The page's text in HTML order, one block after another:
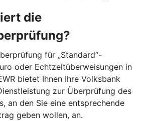
die
für „Standard“-
oder Echtzeitüberweisungen in
bietet Ihnen Ihre Volksbank
zur Überprüfung des
an den Sie eine entsprechende
geben wollen, an.